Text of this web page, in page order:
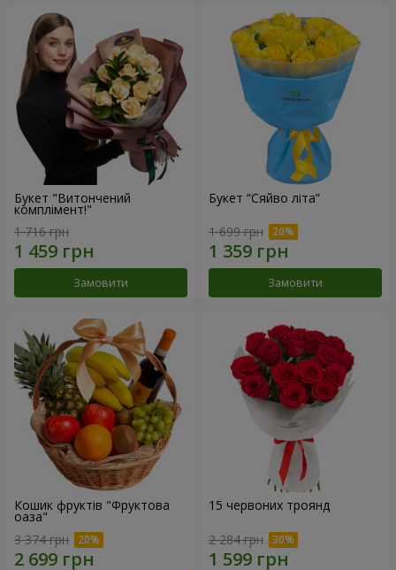
Букет "Витончений
комплімент!"
1 716 грн
Замовити
Букет “Сяйво літа”
1 699 грн
Замовити
Кошик фруктів "Фруктова
оаза"
3 374 грн
15 червоних троянд
2 284 грн